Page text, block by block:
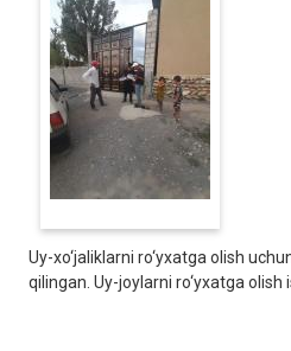
Uy-xo‘jaliklarni ro‘yxatga olish
qilingan. Uy-joylarni ro‘yxatga